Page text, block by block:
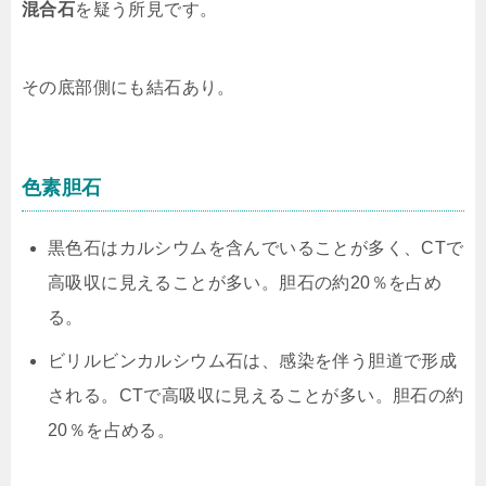
混合石を疑う所見です。
その底部側にも結石あり。
色素胆石
黒色石はカルシウムを含んでいることが多く、CTで
高吸収に見えることが多い。胆石の約20％を占め
る。
ビリルビンカルシウム石は、感染を伴う胆道で形成
される。CTで高吸収に見えることが多い。胆石の約
20％を占める。